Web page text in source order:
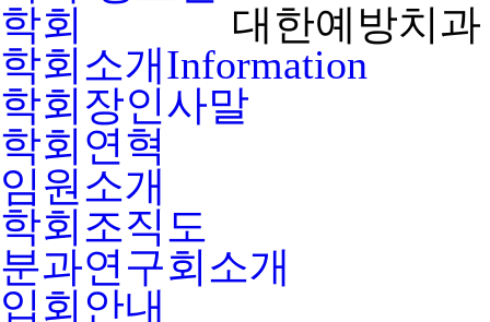
대한예방치
학회소개Information
학회장인사말
학회연혁
임원소개
학회조직도
분과연구회소개
입회안내